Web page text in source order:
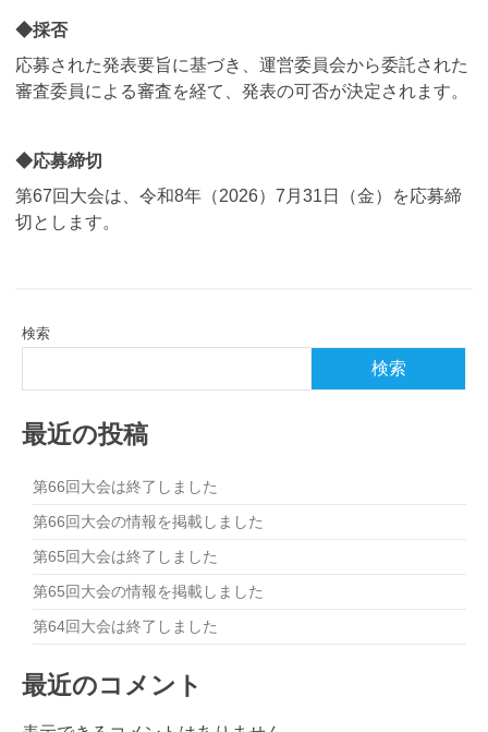
◆採否
応募された発表要旨に基づき、運営委員会から委託された
審査委員による審査を経て、発表の可否が決定されます。
◆応募締切
第67回大会は、令和8年（2026）7月31日（金）を応募締
切とします。
検索
検索
最近の投稿
第66回大会は終了しました
第66回大会の情報を掲載しました
第65回大会は終了しました
第65回大会の情報を掲載しました
第64回大会は終了しました
最近のコメント